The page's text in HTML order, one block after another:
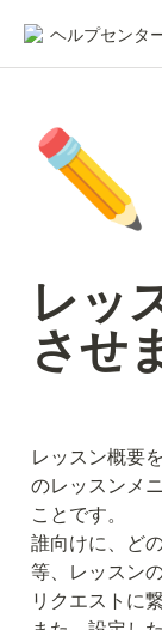
ヘルプセンタ
✏️
レッ
させ
レッスン概要
のレッスンメ
ことです。
誰向けに、ど
等、レッスン